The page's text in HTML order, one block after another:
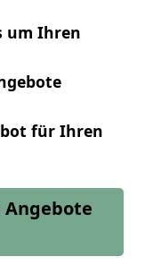
um Ihren
für Ihren